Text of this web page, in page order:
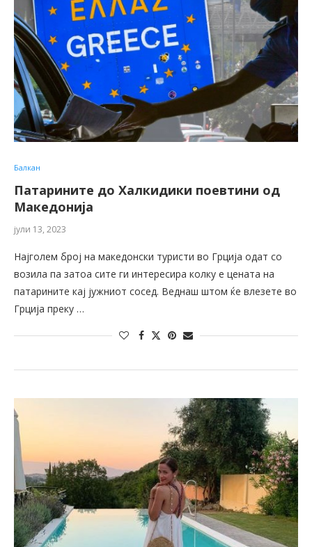
Балкан
Патарините до Халкидики поевтини од
Македонија
јули 13, 2023
Најголем број на македонски туристи во Грција одат со
возила па затоа сите ги интересира колку е цената на
патарините кај јужниот сосед. Веднаш штом ќе влезете во
Грција преку …